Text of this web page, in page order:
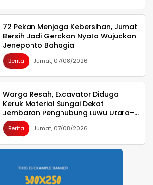
72 Pekan Menjaga Kebersihan, Jumat
Bersih Jadi Gerakan Nyata Wujudkan
Jeneponto Bahagia
Berita Jumat, 07/08/2026
Warga Resah, Excavator Diduga
Keruk Material Sungai Dekat
Jembatan Penghubung Luwu Utara–
Luwu Timur
Berita Jumat, 07/08/2026